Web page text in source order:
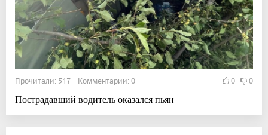
Прочитали: 517 Комментарии: 0 0 0
Пострадавший водитель оказался пьян